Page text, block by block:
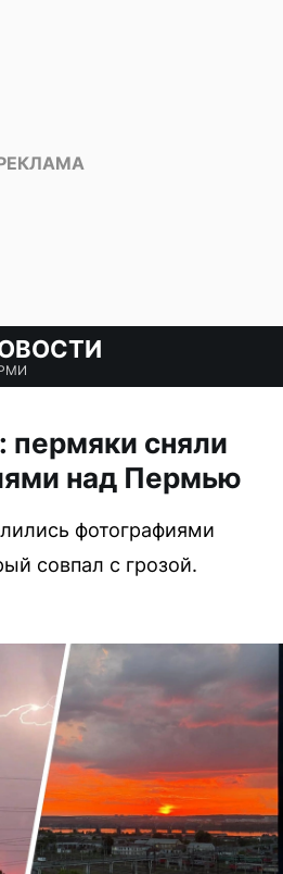
пермяки сняли
над Пермью
фотографиями
совпал с грозой.